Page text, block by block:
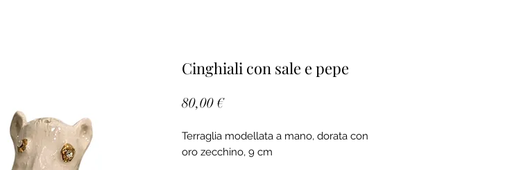
Cinghiali con sale e pepe
80,00 €Prezzo
Terraglia modellata a mano, dorata con
oro zecchino, 9 cm